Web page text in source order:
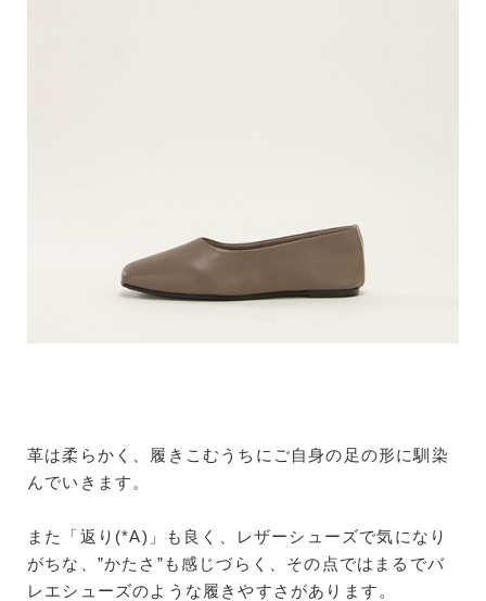
革は柔らかく、履きこむうちにご自身の足の形に馴染
んでいきます。
また「返り(*A)」も良く、レザーシューズで気になり
がちな、”かたさ”も感じづらく、その点ではまるでバ
レエシューズのような履きやすさがあります。